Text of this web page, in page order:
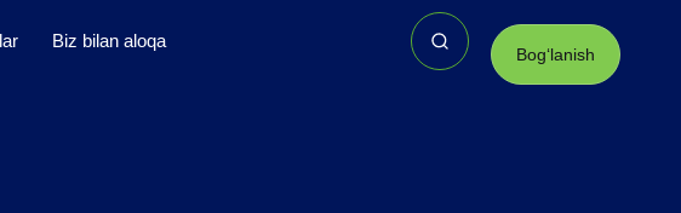
Biz bilan aloqa
Bogʻlanish